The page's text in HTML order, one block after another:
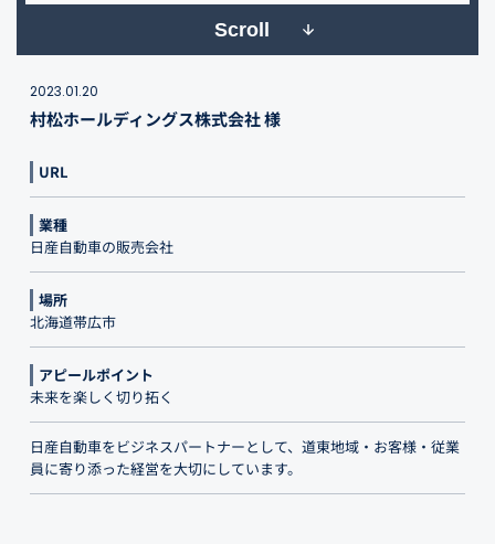
Scroll
2023.01.20
村松ホールディングス株式会社 様
URL
業種
日産自動車の販売会社
場所
北海道帯広市
アピールポイント
未来を楽しく切り拓く
日産自動車をビジネスパートナーとして、道東地域・お客様・従業
員に寄り添った経営を大切にしています。